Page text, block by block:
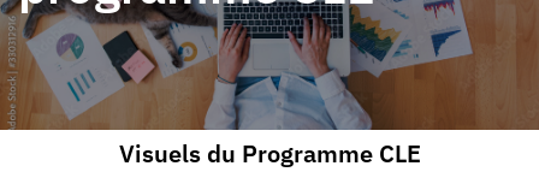
Visuels du Programme CLE